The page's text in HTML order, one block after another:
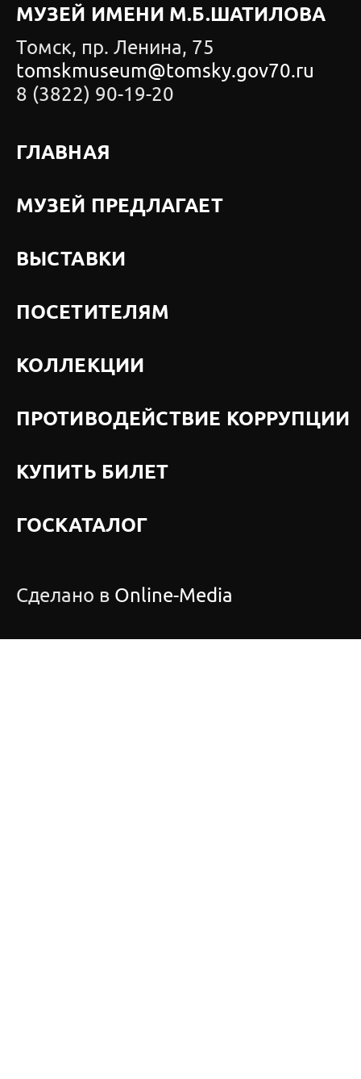
МУЗЕЙ ИМЕНИ М.Б.ШАТИЛОВА
Томск, пр. Ленина, 75
tomskmuseum@tomsky.gov70.ru
8 (3822) 90-19-20
ГЛАВНАЯ
МУЗЕЙ ПРЕДЛАГАЕТ
ВЫСТАВКИ
ПОСЕТИТЕЛЯМ
КОЛЛЕКЦИИ
ПРОТИВОДЕЙСТВИЕ КОРРУПЦИИ
КУПИТЬ БИЛЕТ
ГОСКАТАЛОГ
Сделано в Online-Media